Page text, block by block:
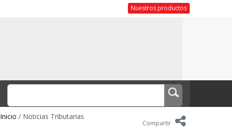
Nuestros productos
Inicio / Noticias Tributarias
Compartir